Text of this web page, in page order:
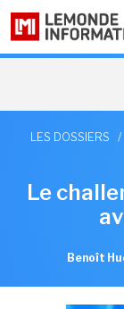
LES DOSSIERS /
Le
Benoît